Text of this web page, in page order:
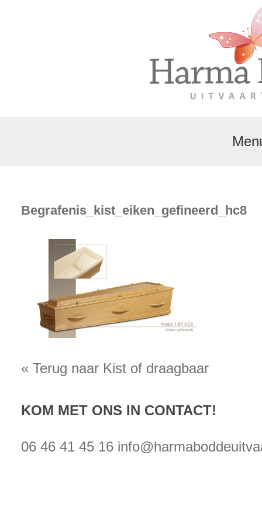
Begrafenis_kist_eiken_gefineerd_hc8
« Terug naar Kist of draagbaar
KOM MET ONS IN CONTACT!
06 46 41 45 16